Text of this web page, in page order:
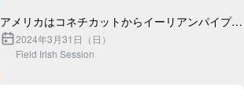
アメリカはコネチカットからイーリアンパイプ奏
者のナイスなクールガイ、ジョナサンがやってき
た！
2024年3月31日（日）
Field Irish Session